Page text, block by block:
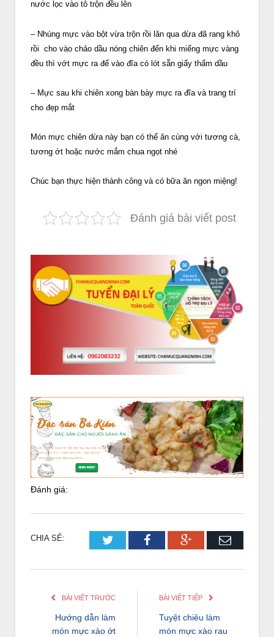
nước lọc vào tô trộn đều lên
– Nhúng mực vào bột vừa trộn rồi lăn qua dừa đã rang khô
rồi cho vào chảo dầu nóng chiên đến khi miếng mực vàng
đều thì vớt mực ra để vào đĩa có lót sẵn giấy thấm dầu
– Mực sau khi chiên xong bàn bày mực ra đĩa và trang trí
cho đẹp mắt
Món mực chiên dừa này bạn có thể ăn cùng với tương cà,
tương ớt hoặc nước mắm chua ngọt nhé
Chúc bạn thực hiện thành công và có bữa ăn ngon miệng!
Đánh giá bài viết post
Đánh giá:
CHIA SẺ: TwitterFacebookGoogle+Email
BÀI VIẾT TRƯỚC
Hướng dẫn làm
món mực xào ớt
BÀI VIẾT TIẾP
Tuyệt chiêu làm
món mực xào rau